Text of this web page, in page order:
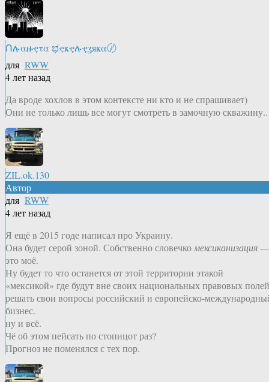
Ոሉαዙҿτα ಭҿҝҿሉҿʓяҝα〄
для RWW
4 лет назад
Да вроде хохлов в этом контексте ни кто и не спрашивает)
Они не только лишь все могут смотреть в замочную скважину..
ZIL.ok.130
Автор
для RWW
4 лет назад
Я ещё в 2015 годе написал про Украину.
Она будет серой зоной. Собственно словечкомексиканизация—
это моё.
Ну будет то что останется от этой территории этакой
«мексикой» где будут вне своих национальных правовых полей
решать свои вопросы российский и европейско-
бизнес.
ну и всё.
Чё об этом пейсать по стопицот раз?
Прогноз не поменялся с тех пор.